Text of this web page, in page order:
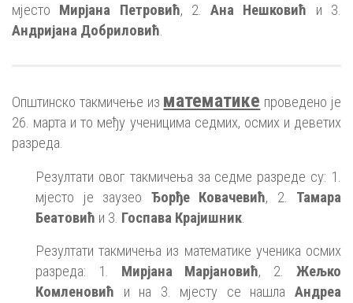
мјесто Мирјана Петровић, 2.Ана Нешковић и 3.
Андријана Добриловић.
Општинско такмичење из математике проведено је
26. марта и то међу ученицима седмих, осмих и деветих
разреда.
Резултати овог такмичења за седме разреде су: 1.
мјесто је заузео Ђорђе Ковачевић, 2. Тамара
Беатовић и 3. Госпава Крајишник.
Резултати такмичења из математике ученика осмих
разреда: 1. Мирјана Марјановић, 2.Жељко
Комленовић и на 3. мјесту се нашла Андреа